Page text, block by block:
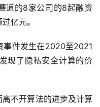
道的8家公司的8起融资
亿元。
事件发生在2020至2021
现了隐私安全计算的价
不开算法的进步及计算